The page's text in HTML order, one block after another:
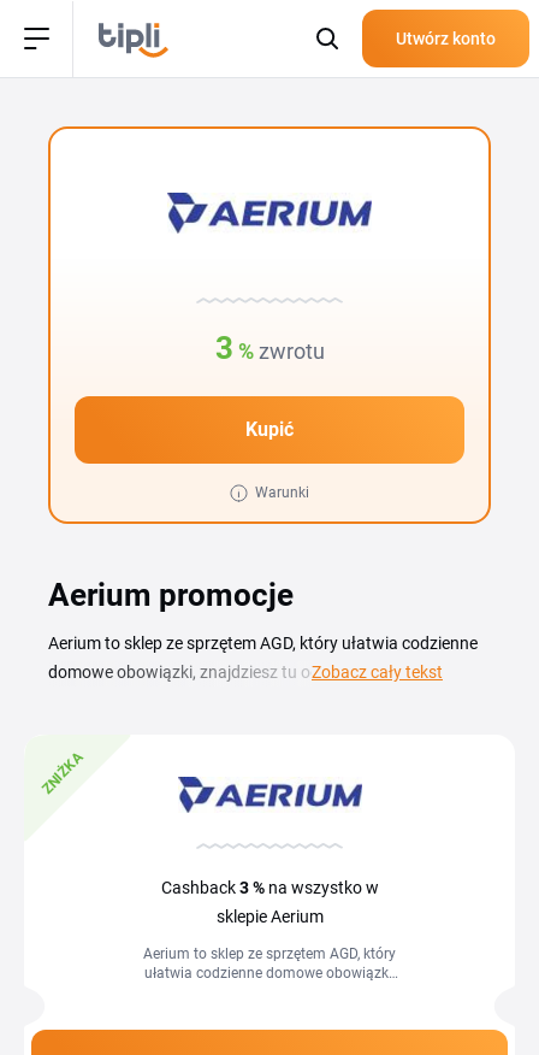
Utwórz konto
3 % zwrotu
Kupić
Warunki
Aerium promocje
Aerium to sklep ze sprzętem AGD, który ułatwia codzienne
domowe obowiązki, znajdziesz tu odkurzacze,
cenie, a do każdego produktu dostaniesz porady
zakupowe, które pomogą Ci dobrać model do własnych
potrzeb. Aktualne kupony i promocje Aerium zbieramy dla
Ciebie na tej stronie, żebyś nie musiał szukać ich osobno.
skopiuj wybrany i wklej go w koszyku. Dzięki temu zapłacisz
mniej za odkurzacz czy oczyszczacz powietrza, który
planujesz kupić do swojego domu.
Zobacz cały tekst
ZNIŻKA
Cashback3 %na wszystko w
sklepie Aerium
Aerium to sklep ze sprzętem AGD, który
ułatwia codzienne domowe obowiązki,